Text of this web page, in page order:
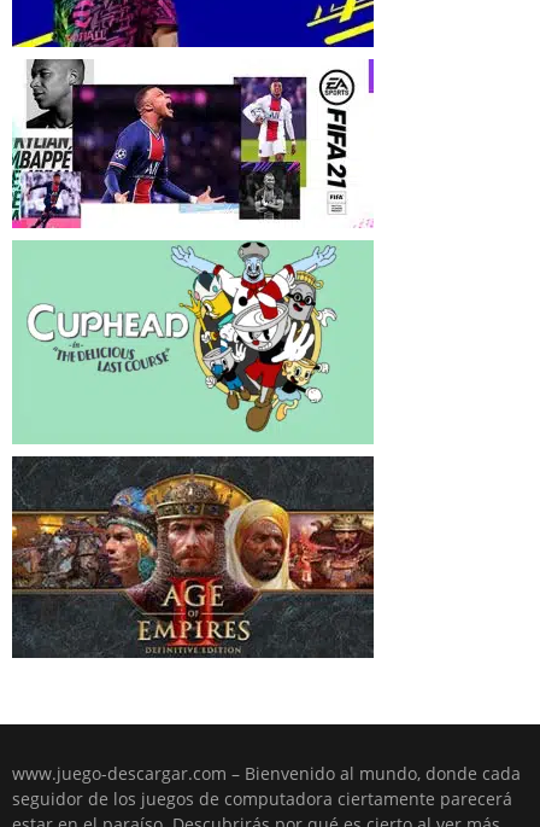
www.juego-descargar.com – Bienvenido al mundo, donde cada
seguidor de los juegos de computadora ciertamente parecerá